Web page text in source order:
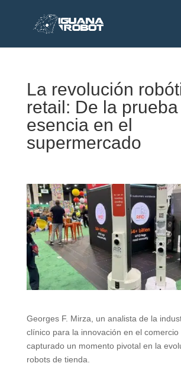
La revolución
retail: De la
esencia en el
supermercado
Georges F. Mirza, un analista de la
clínico para la innovación en el comercio
capturado un momento pivotal en la
robots de tienda.